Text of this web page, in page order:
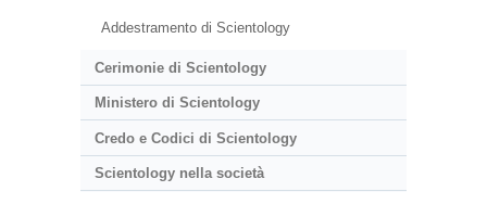
Addestramento di Scientology
Cerimonie di Scientology
Ministero di Scientology
Credo e Codici di Scientology
Scientology nella società